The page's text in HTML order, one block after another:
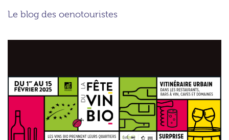
Le blog des oenotouristes